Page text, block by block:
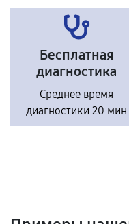
Бесплатная
диагностика
Среднее время
диагностики 20 мин